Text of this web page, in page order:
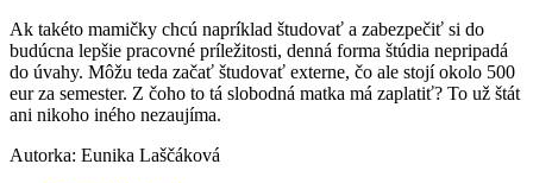
Ak takéto mamičky chcú napríklad študovať a zabezpečiť si do
budúcna lepšie pracovné príležitosti, denná forma štúdia nepripadá
do úvahy. Môžu teda začať študovať externe, čo ale stojí okolo 500
eur za semester. Z čoho to tá slobodná matka má zaplatiť? To už štát
ani nikoho iného nezaujíma.
Autorka: Eunika Laščáková